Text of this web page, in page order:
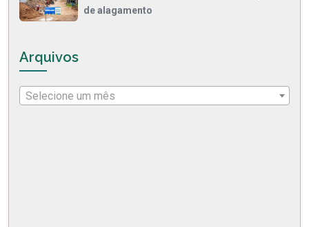
de alagamento
Arquivos
Selecione um mês